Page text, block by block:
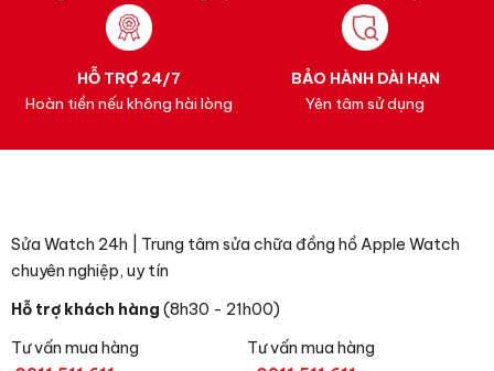
HỖ TRỢ 24/7
Hoàn tiền nếu không hài lòng
BẢO HÀNH DÀI HẠN
Yên tâm sử dụng
Sửa Watch 24h | Trung tâm sửa chữa đồng hồ Apple Watch
chuyên nghiệp, uy tín
Hỗ trợ khách hàng (8h30 - 21h00)
Tư vấn mua hàng
Tư vấn mua hàng